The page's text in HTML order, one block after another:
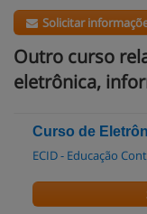
Solicitar
Outro curso
eletrônica,
Curso de
ECID - Educação